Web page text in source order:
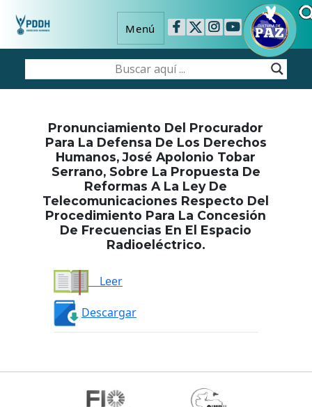
Menú
Pronunciamiento Del Procurador
Para La Defensa De Los Derechos
Humanos, José Apolonio Tobar
Serrano, Sobre La Propuesta De
Reformas A La Ley De
Telecomunicaciones Respecto Del
Procedimiento Para La Concesión
De Frecuencias En El Espacio
Radioeléctrico.
Leer
Descargar